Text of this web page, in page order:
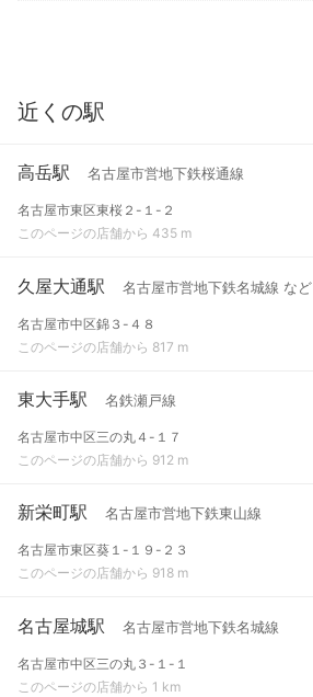
近くの駅
高岳駅 名古屋市営地下鉄桜通線
名古屋市東区東桜２-１-２
このページの店舗から 435 m
久屋大通駅 名古屋市営地下鉄名城線 など
名古屋市中区錦３-４８
このページの店舗から 817 m
東大手駅 名鉄瀬戸線
名古屋市中区三の丸４-１７
このページの店舗から 912 m
新栄町駅 名古屋市営地下鉄東山線
名古屋市東区葵１-１９-２３
このページの店舗から 918 m
名古屋城駅 名古屋市営地下鉄名城線
名古屋市中区三の丸３-１-１
このページの店舗から 1 km